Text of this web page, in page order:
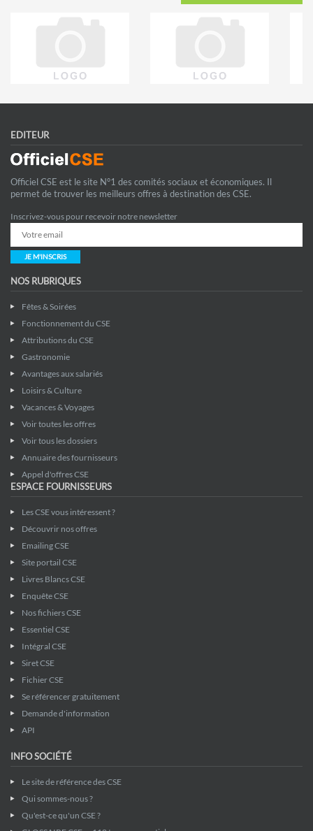
EDITEUR
Officiel CSE est le site N°1 des comités sociaux et économiques. Il
permet de trouver les meilleurs offres à destination des CSE.
Inscrivez-vous pour recevoir notre newsletter
JE M'INSCRIS
NOS RUBRIQUES
Fêtes & Soirées
Fonctionnement du CSE
Attributions du CSE
Gastronomie
Avantages aux salariés
Loisirs & Culture
Vacances & Voyages
Voir toutes les offres
Voir tous les dossiers
Annuaire des fournisseurs
Appel d'offres CSE
ESPACE FOURNISSEURS
Les CSE vous intéressent ?
Découvrir nos offres
Emailing CSE
Site portail CSE
Livres Blancs CSE
Enquête CSE
Nos fichiers CSE
Essentiel CSE
Intégral CSE
Siret CSE
Fichier CSE
Se référencer gratuitement
Demande d'information
API
INFO SOCIÉTÉ
Le site de référence des CSE
Qui sommes-nous ?
Qu'est-ce qu'un CSE ?